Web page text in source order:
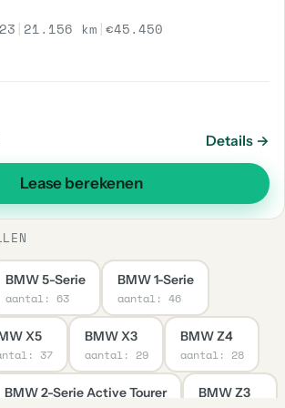
| 21.156 km |€45.450
Details →
Lease berekenen
BMW 5-Serie
aantal: 63
BMW 1-Serie
aantal: 46
X5
37
BMW X3
aantal: 29
BMW Z4
aantal: 28
BMW 2-Serie Active Tourer BMW Z3